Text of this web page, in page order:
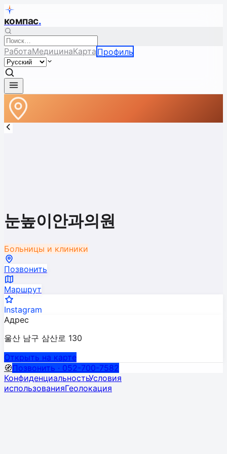
компас.
РаботаМедицинаКарта Профиль
눈높이안과의원
Больницы и клиники
Позвонить
Маршрут
Instagram
Адрес
울산 남구 삼산로 130
Открыть на карте
🧭Позвонить · 052-700-7582
КонфиденциальностьУсловия
использованияГеолокация